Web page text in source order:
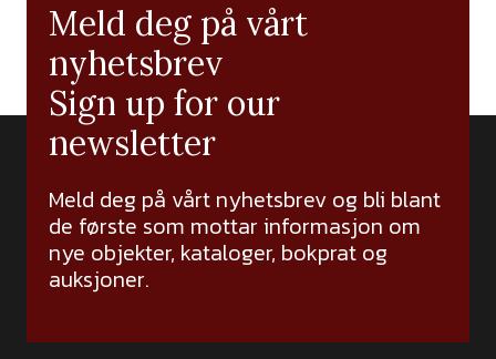
Meld deg på vårt
nyhetsbrev
Sign up for our
newsletter
Meld deg på vårt nyhetsbrev og bli blant
de første som mottar informasjon om
nye objekter, kataloger, bokprat og
auksjoner.